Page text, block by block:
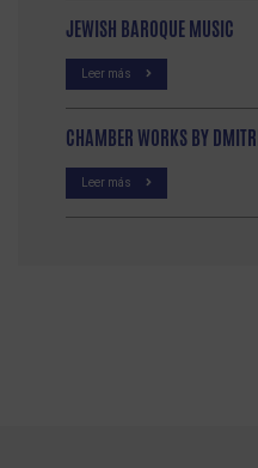
JEWISH BAROQUE MUSIC
Leer más
CHAMBER WORKS BY
Leer más